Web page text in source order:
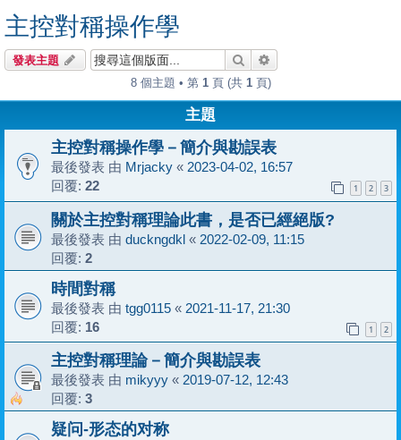
主控對稱操作學
發表主題 搜尋
8 個主題 • 第 1頁 (共 1頁)
主題
主控對稱操作學－簡介與勘誤表
最後發表 由 Mrjacky « 2023-04-02, 16:57
回覆: 22 1 2 3
關於主控對稱理論此書，是否已經絕版?
最後發表 由 duckngdkl « 2022-02-09, 11:15
回覆: 2
時間對稱
最後發表 由 tgg0115 « 2021-11-17, 21:30
回覆: 16 1 2
主控對稱理論－簡介與勘誤表
最後發表 由 mikyyy « 2019-07-12, 12:43
回覆: 3
疑问-形态的对称